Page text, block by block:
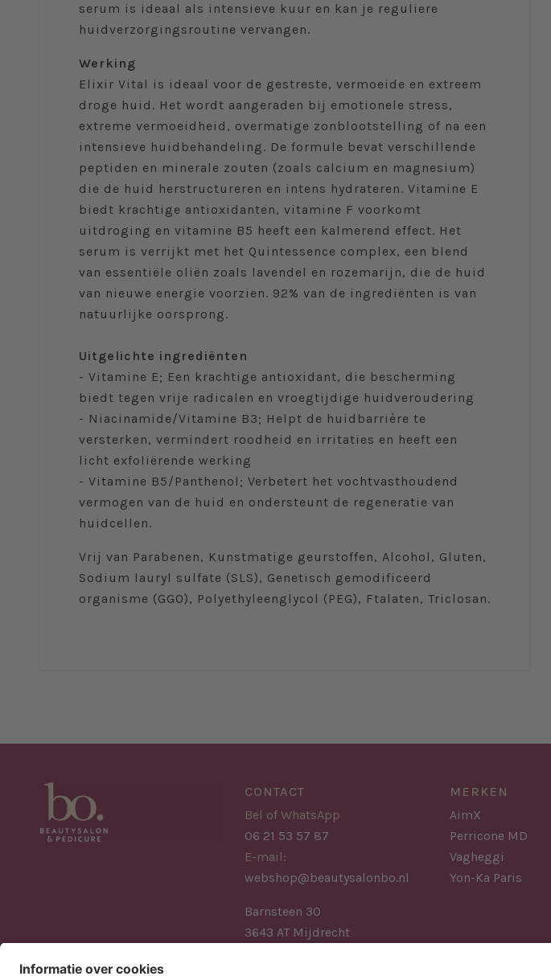
serum is ideaal als intensieve kuur en kan je reguliere
huidverzorgingsroutine vervangen.
Werking
Elixir Vital is ideaal voor de gestreste, vermoeide en extreem
droge huid. Het wordt aangeraden bij emotionele stress,
extreme vermoeidheid, overmatige zonblootstelling of na een
intensieve huidbehandeling. De formule bevat verschillende
peptiden en minerale zouten (zoals calcium en magnesium)
die de huid herstructureren en intens hydrateren. Vitamine E
biedt krachtige antioxidanten, vitamine F voorkomt
uitdroging en vitamine B5 heeft een kalmerend effect. Het
serum is verrijkt met het Quintessence complex, een blend
van essentiële oliën zoals lavendel en rozemarijn, die de huid
van nieuwe energie voorzien. 92% van de ingrediënten is van
natuurlijke oorsprong.
Uitgelichte ingrediënten
- Vitamine E; Een krachtige antioxidant, die bescherming
biedt tegen vrije radicalen en vroegtijdige huidveroudering
- Niacinamide/Vitamine B3; Helpt de huidbarrière te
versterken, vermindert roodheid en irritaties en heeft een
licht exfoliërende werking
- Vitamine B5/Panthenol; Verbetert het vochtvasthoudend
vermogen van de huid en ondersteunt de regeneratie van
huidcellen.
Vrij van Parabenen, Kunstmatige geurstoffen, Alcohol, Gluten,
Sodium lauryl sulfate (SLS), Genetisch gemodificeerd
organisme (GGO), Polyethyleenglycol (PEG), Ftalaten, Triclosan.
CONTACT
Bel of WhatsApp
06 21 53 57 87
E-mail:
webshop@beautysalonbo.nl
Barnsteen 30
3643 AT Mijdrecht
MERKEN
AimX
Perricone MD
Vagheggi
Yon-Ka Paris